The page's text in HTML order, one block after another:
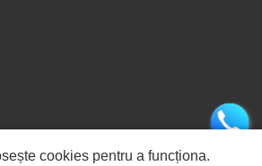
cookies pentru a funcționa.